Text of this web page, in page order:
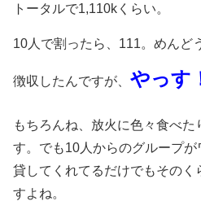
トータルで1,110kくらい。
10人で割ったら、111。めんど
徴収したんですが、 やっす
もちろんね、放火に色々食べ
す。でも10人からのグループ
貸してくれてるだけでもその
すよね。